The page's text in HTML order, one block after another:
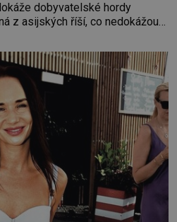
dobyvatelské hordy
z asijských říší, co nedokážou
Kaspického a Azovského